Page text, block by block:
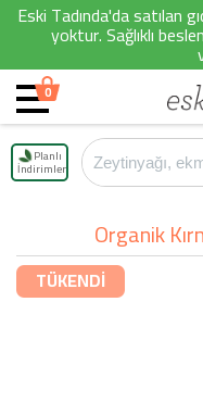
Eski Tadında'da satılan
yoktur. Sağlıklı
0
Planlı
İndirimler
Organik
TÜKENDİ